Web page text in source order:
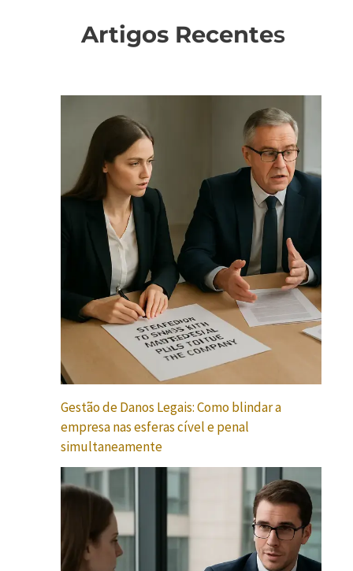
Artigos Recentes
Gestão de Danos Legais: Como blindar a
empresa nas esferas cível e penal
simultaneamente